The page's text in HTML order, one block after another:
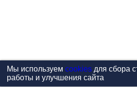
Мы используем cookiesдля сбора
работы и улучшения сайта